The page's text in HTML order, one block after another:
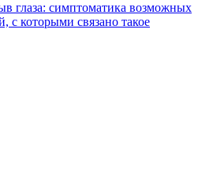
глаза: симптоматика возможных
с которыми связано такое